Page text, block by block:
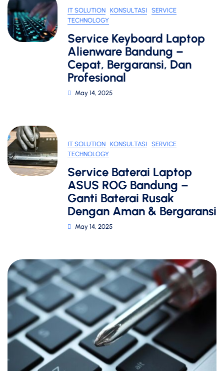
IT SOLUTION KONSULTASI
SERVICE
TECHNOLOGY
Service Keyboard Laptop
Alienware Bandung –
Cepat, Bergaransi, Dan
Profesional
May 14, 2025
IT SOLUTION KONSULTASI
SERVICE
TECHNOLOGY
Service Baterai Laptop
ASUS ROG Bandung –
Ganti Baterai Rusak
Dengan Aman & Bergaransi
May 14, 2025